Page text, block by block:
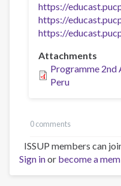
https://
https://
https://
Attachments
Programme 2nd
Peru
0 comments
ISSUP members can
Sign inor become a